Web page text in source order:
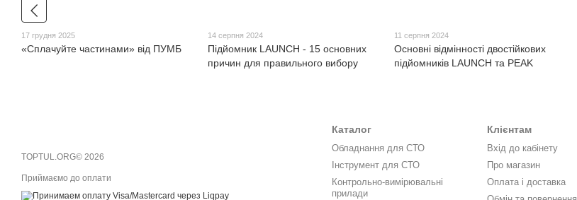
17 грудня 2025
«Сплачуйте частинами» від ПУМБ
14 серпня 2024
Підйомник LAUNCH - 15 основних
причин для правильного вибору
11 серпня 2024
Основні відмінності двостійкових
підйомників LAUNCH та PEAK
TOPTUL.ORG© 2026
Приймаємо до оплати
Каталог
Обладнання для СТО
Інструмент для СТО
Контрольно-вимірювальні
прилади
Клієнтам
Вхід до кабінету
Про магазин
Оплата і доставка